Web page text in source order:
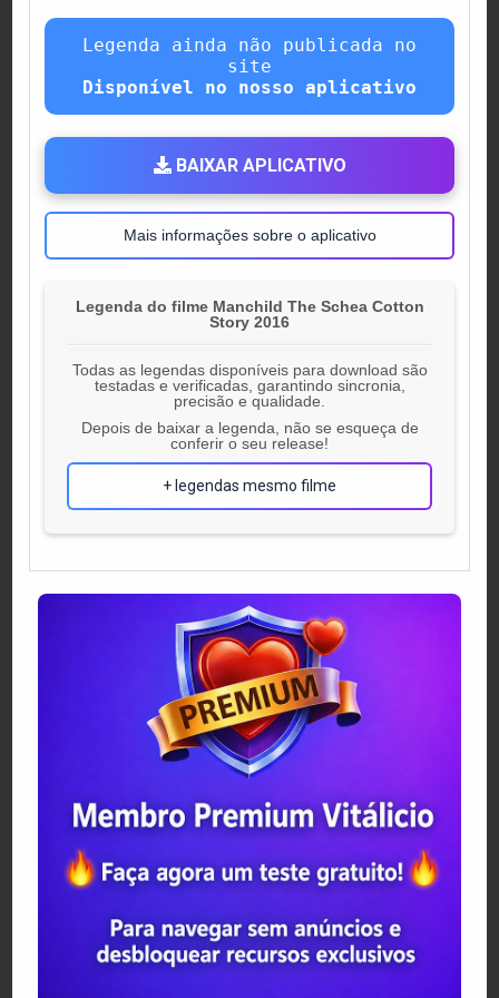
Legenda ainda não publicada no
site
Disponível no nosso aplicativo
BAIXAR APLICATIVO
Mais informações sobre o aplicativo
Legenda do filme Manchild The Schea Cotton
Story 2016
Todas as legendas disponíveis para download são
testadas e verificadas, garantindo sincronia,
precisão e qualidade.
Depois de baixar a legenda, não se esqueça de
conferir o seu release!
+ legendas mesmo filme